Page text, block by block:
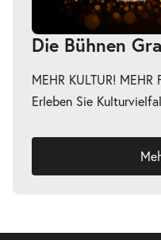
Die Bühnen
MEHR KULTUR! MEHR
Erleben Sie